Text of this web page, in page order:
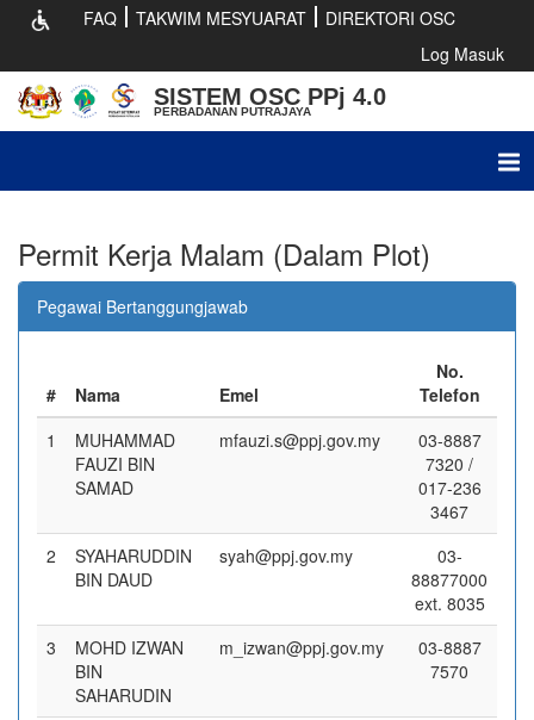
FAQ TAKWIM MESYUARAT
DIREKTORI OSC
Log Masuk
SISTEM OSC PPj 4.0
PERBADANAN PUTRAJAYA
Permit Kerja Malam (Dalam Plot)
Pegawai Bertanggungjawab
# Nama Emel
No.
Telefon
1
MUHAMMAD
FAUZI BIN
SAMAD
mfauzi.s@ppj.gov.my
03-8887
7320 /
017-236
3467
2
SYAHARUDDIN
BIN DAUD
syah@ppj.gov.my
03-
88877000
ext. 8035
3
MOHD IZWAN
BIN
SAHARUDIN
m_izwan@ppj.gov.my
03-8887
7570